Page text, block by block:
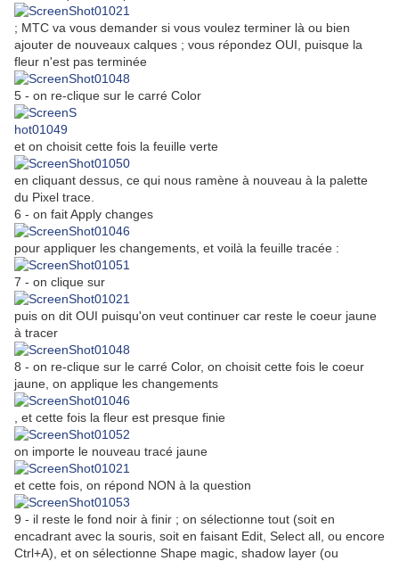
; MTC va vous demander si vous voulez terminer là ou bien
ajouter de nouveaux calques ; vous répondez OUI, puisque la
fleur n'est pas terminée
5 - on re-clique sur le carré Color
et on choisit cette fois la feuille verte
en cliquant dessus, ce qui nous ramène à nouveau à la palette
du Pixel trace.
6 - on fait Apply changes
pour appliquer les changements, et voilà la feuille tracée :
7 - on clique sur
puis on dit OUI puisqu'on veut continuer car reste le coeur jaune
à tracer
8 - on re-clique sur le carré Color, on choisit cette fois le coeur
jaune, on applique les changements
, et cette fois la fleur est presque finie
on importe le nouveau tracé jaune
et cette fois, on répond NON à la question
9 - il reste le fond noir à finir ; on sélectionne tout (soit en
encadrant avec la souris, soit en faisant Edit, Select all, ou encore
Ctrl+A), et on sélectionne Shape magic, shadow layer (ou